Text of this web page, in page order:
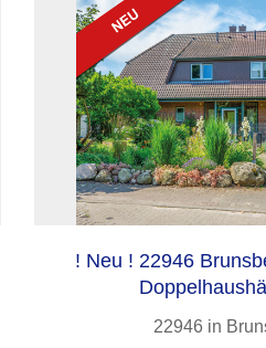
! Neu ! 22946
22946 in